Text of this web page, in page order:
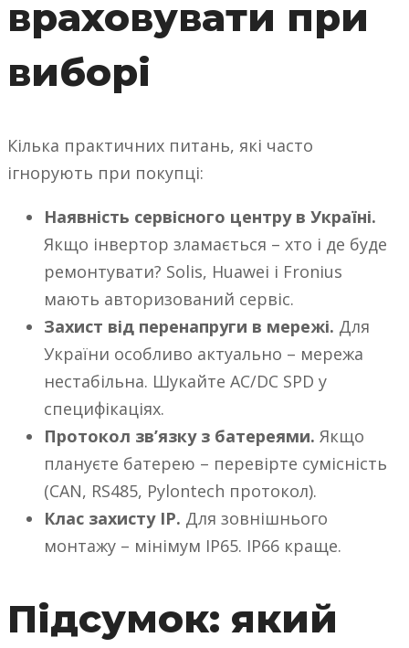
враховувати при
виборі
Кілька практичних питань, які часто
ігнорують при покупці:
Наявність сервісного центру в Україні.
Якщо інвертор зламається – хто і де буде
ремонтувати? Solis, Huawei і Fronius
мають авторизований сервіс.
Захист від перенапруги в мережі. Для
України особливо актуально – мережа
нестабільна. Шукайте AC/DC SPD у
специфікаціях.
Протокол зв’язку з батереями. Якщо
плануєте батерею – перевірте сумісність
(CAN, RS485, Pylontech протокол).
Клас захисту IP. Для зовнішнього
монтажу – мінімум IP65. IP66 краще.
Підсумок: який